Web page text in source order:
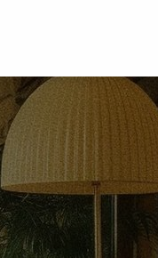
i
zarządzania twoimi
i przechodząc do
przeglądarki.
dane
skanowanie
do nich.
Partnerów